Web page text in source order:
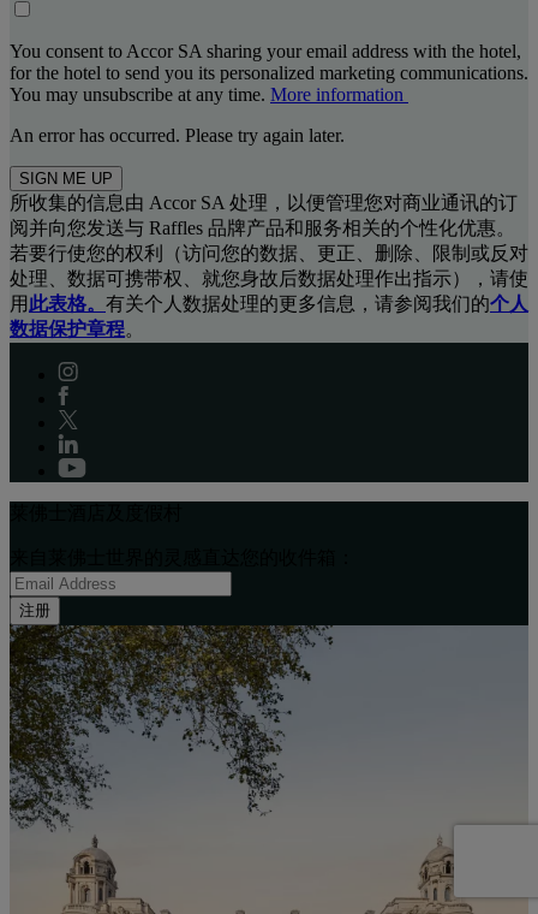
You consent to Accor SA sharing your email address with the hotel,
for the hotel to send you its personalized marketing communications.
You may unsubscribe at any time. More information
An error has occurred. Please try again later.
SIGN ME UP
所收集的信息由 Accor SA 处理，以便管理您对商业通讯的订
阅并向您发送与 Raffles 品牌产品和服务相关的个性化优惠。
若要行使您的权利（访问您的数据、更正、删除、限制或反对
处理、数据可携带权、就您身故后数据处理作出指示），请使
用 此表格。 有关个人数据处理的更多信息，请参阅我们的个人
数据保护章程。
注册